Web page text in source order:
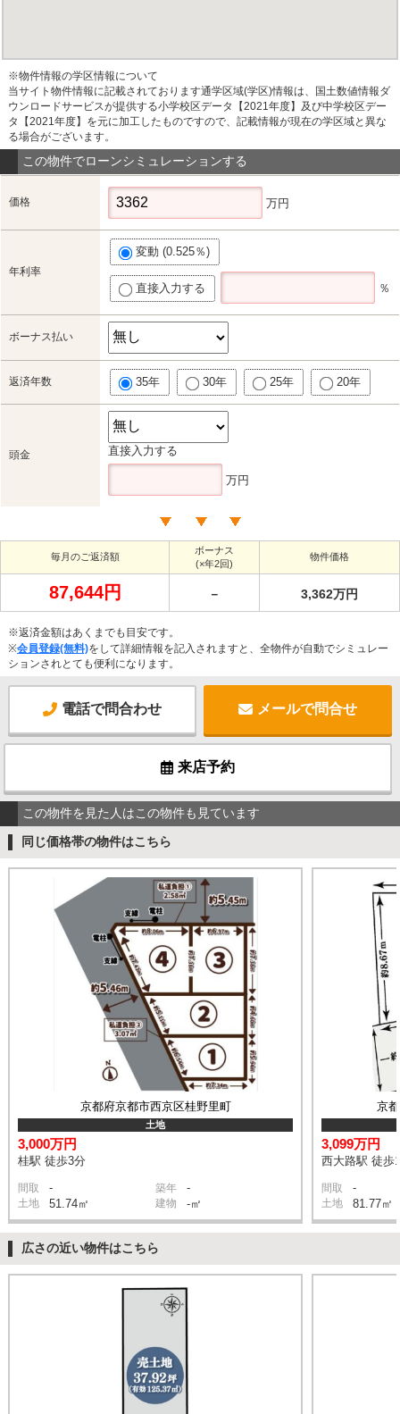
※物件情報の学区情報について
当サイト物件情報に記載されております通学区域(学区)情報は、国土数値情報ダ
ウンロードサービスが提供する小学校区データ【2021年度】及び中学校区デー
タ【2021年度】を元に加工したものですので、記載情報が現在の学区域と異な
る場合がございます。
この物件でローンシミュレーションする
価格 万円
年利率
変動 (0.525％)
直接入力する ％
ボーナス払い
返済年数 35年 30年 25年 20年
頭金 直接入力する
万円
毎月のご返済額
ボーナス
(×年2回)
物件価格
87,644円 － 3,362万円
※返済金額はあくまでも目安です。
※会員登録(無料)をして詳細情報を記入されますと、全物件が自動でシミュレー
ションされとても便利になります。
電話で問合わせ メールで問合せ
来店予約
この物件を見た人はこの物件も見ています
同じ価格帯の物件はこちら
京都府京都市西京区桂野里町
土地
3,000万円
桂駅 徒歩3分
間取 - 築年 -
土地 51.74㎡ 建物 -㎡
京
3,099万円
西大路駅 徒歩
間取 -
土地 81.77㎡
広さの近い物件はこちら